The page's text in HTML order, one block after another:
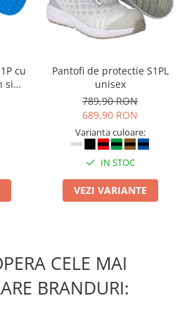
si
casa
de voiaj
cu
si
Pantofi de protectie S1PL
unisex
789,90 RON
689,90 RON
Varianta culoare:
IN STOC
VEZI VARIANTE
CELE MAI
BRANDURI: